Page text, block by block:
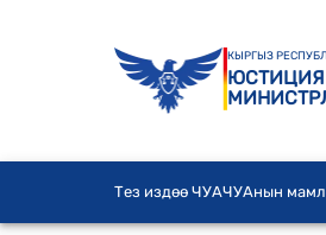
КЫРГЫЗ
ЮСТИЦИЯ
Тез издөө ЧУАЧУАнын